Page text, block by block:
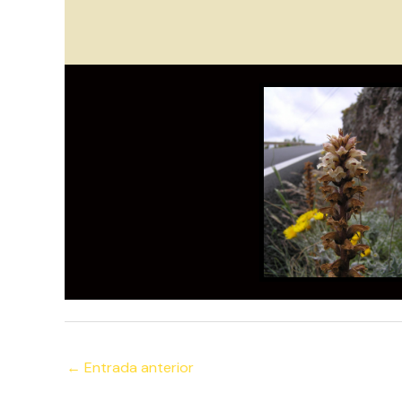
← Entrada anterior